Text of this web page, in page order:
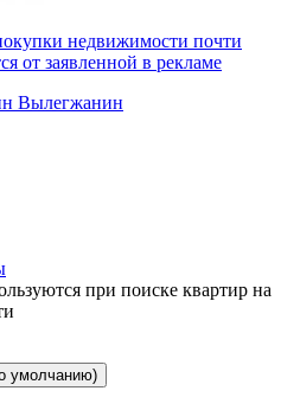
недвижимости почти
от заявленной в рекламе
Вылегжанин
при поиске квартир на
умолчанию)